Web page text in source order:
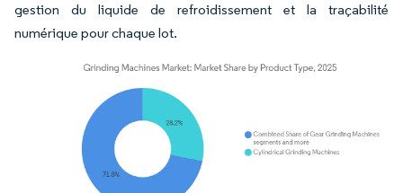
gestion du liquide de refroidissement et la traçabilité
numérique pour chaque lot.